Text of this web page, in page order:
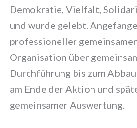
Demokratie, Vielfalt,
und wurde gelebt.
professioneller
Organisation über
Durchführung bis zum
am Ende der Aktion und
gemeinsamer Auswertung.